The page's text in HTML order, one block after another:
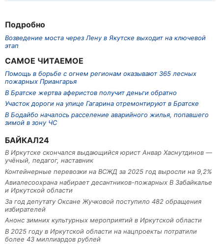
Подробно
Возведение моста через Лену в Якутске выходит на ключевой
этап
САМОЕ ЧИТАЕМОЕ
Помощь в борьбе с огнем регионам оказывают 365 лесных
пожарных Приангарья
В Братске жертва аферистов получит деньги обратно
Участок дороги на улице Гагарина отремонтируют в Братске
В Бодайбо началось расселение аварийного жилья, попавшего
зимой в зону ЧС
БАЙКАЛ24
В Иркутске скончался выдающийся юрист Анвар Хаснутдинов —
учёный, педагог, наставник
Контейнерные перевозки на ВСЖД за 2025 год выросли на 9,2%
Авиалесоохрана набирает десантников-пожарных В Забайкалье
и Иркутской области
За год депутату Оксане Жучковой поступило 482 обращения
избирателей
Анонс зимних культурных мероприятий в Иркутской области
В 2025 году в Иркутской области на нацпроекты потратили
более 43 миллиардов рублей